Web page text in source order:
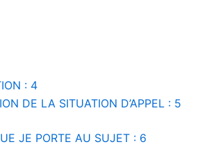
: 4
DE LA SITUATION D’APPEL : 5
JE PORTE AU SUJET : 6